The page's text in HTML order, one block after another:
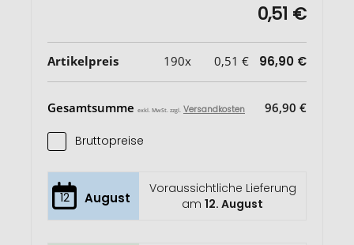
0,51 €
Artikelpreis 190x 0,51 € 96,90 €
Gesamtsumme exkl. MwSt. zzgl. Versandkosten 96,90 €
Bruttopreise
12 August
Voraussichtliche Lieferung
am12. August